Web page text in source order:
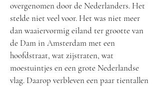
overgenomen door de Nederlanders. Het
stelde niet veel voor. Het was niet meer
dan waaiervormig eiland ter grootte van
de Dam in Amsterdam met een
hoofdstraat, wat zijstraten, wat
moestuintjes en een grote Nederlandse
vlag. Daarop verbleven een paar tientallen